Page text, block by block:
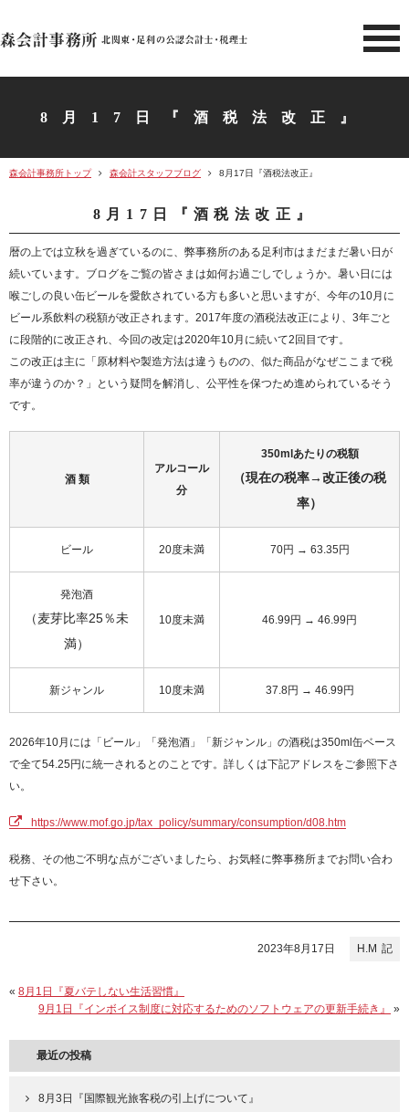
北関東 足利市の公認会計士・
8月17日『酒税法改正』
森会計事務所トップ 森会計スタッフブログ 8月17日『酒税法改正』
8月17日『酒税法改正』
暦の上では立秋を過ぎているのに、弊事務所のある足利市はまだまだ暑い日が
続いています。ブログをご覧の皆さまは如何お過ごしでしょうか。暑い日には
喉ごしの良い缶ビールを愛飲されている方も多いと思いますが、今年の10月に
ビール系飲料の税額が改正されます。2017年度の酒税法改正により、3年ごと
に段階的に改正され、今回の改定は2020年10月に続いて2回目です。
この改正は主に「原材料や製造方法は違うものの、似た商品がなぜここまで税
率が違うのか？」という疑問を解消し、公平性を保つため進められているそう
です。
酒 類
アルコール
分
350mlあたりの税額
（現在の税率→改正後の税
率）
ビール 20度未満 70円 → 63.35円
発泡酒
（麦芽比率25％未
満）
10度未満 46.99円 → 46.99円
新ジャンル 10度未満 37.8円 → 46.99円
2026年10月には「ビール」「発泡酒」「新ジャンル」の酒税は350ml缶ベース
で全て54.25円に統一されるとのことです。詳しくは下記アドレスをご参照下さ
い。
https://www.mof.go.jp/tax_policy/summary/consumption/d08.htm
税務、その他ご不明な点がございましたら、お気軽に弊事務所までお問い合わ
せ下さい。
H.M
2023年8月17日
« 8月1日『夏バテしない生活習慣』
9月1日『インボイス制度に対応するためのソフトウェアの更新手続き』
»
最近の投稿
8月3日『国際観光旅客税の引上げについて』